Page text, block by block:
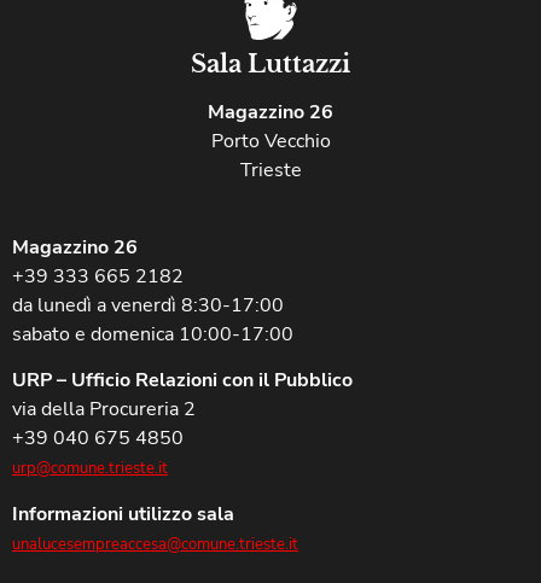
Sala Luttazzi
Magazzino 26
Porto Vecchio
Trieste
Magazzino 26
+39 333 665 2182
da lunedì a venerdì 8:30-17:00
sabato e domenica 10:00-17:00
URP – Ufficio Relazioni con il Pubblico
via della Procureria 2
+39 040 675 4850
urp@comune.trieste.it
Informazioni utilizzo sala
unalucesempreaccesa@comune.trieste.it